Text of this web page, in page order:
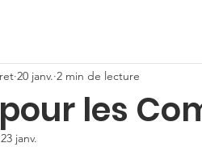
les
20 janv. 2 min de lecture
23 janv.